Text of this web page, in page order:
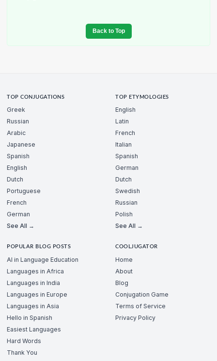
Back to Top
TOP CONJUGATIONS
Greek
Russian
Arabic
Japanese
Spanish
English
Dutch
Portuguese
French
German
See All →
TOP ETYMOLOGIES
English
Latin
French
Italian
Spanish
German
Dutch
Swedish
Russian
Polish
See All →
POPULAR BLOG POSTS
AI in Language Education
Languages in Africa
Languages in India
Languages in Europe
Languages in Asia
Hello in Spanish
Easiest Languages
Hard Words
Thank You
COOLJUGATOR
Home
About
Blog
Conjugation Game
Terms of Service
Privacy Policy